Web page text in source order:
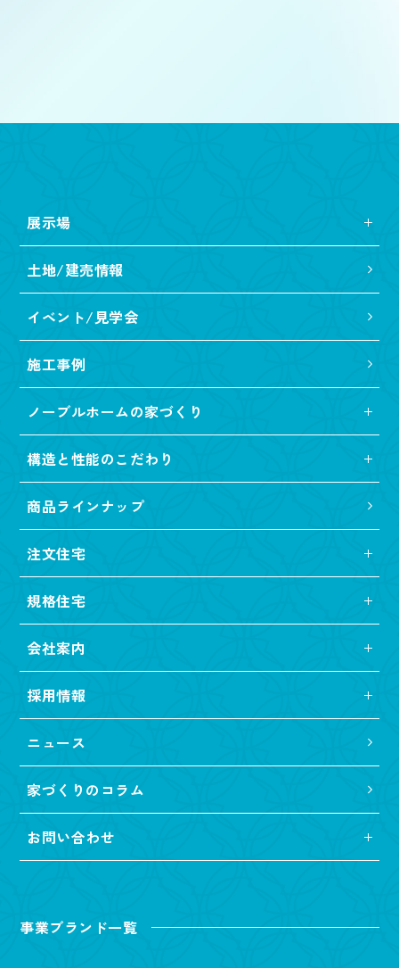
展示場
土地/建売情報
イベント/見学会
施工事例
ノーブルホームの家づくり
構造と性能のこだわり
商品ラインナップ
注文住宅
規格住宅
会社案内
採用情報
ニュース
家づくりのコラム
お問い合わせ
事業ブランド一覧